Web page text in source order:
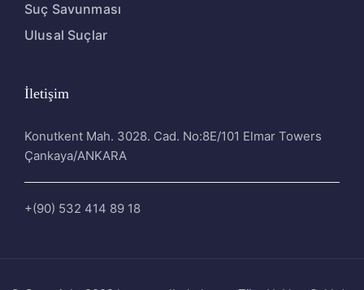
Suç Savunması
Ulusal Suçlar
İletişim
Konutkent Mah. 3028. Cad. No:8E/101 Elmar Towers
Çankaya/ANKARA
+(90) 532 414 89 18